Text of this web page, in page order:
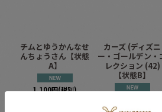
チムとゆうかんなせ
んちょうさん【状態
A】
1,100円(税別)
カーズ (ディズニ
ー・ゴールデン・
レクション (42)
【状態B】
(税込